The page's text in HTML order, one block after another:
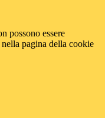
possono essere
pagina della cookie